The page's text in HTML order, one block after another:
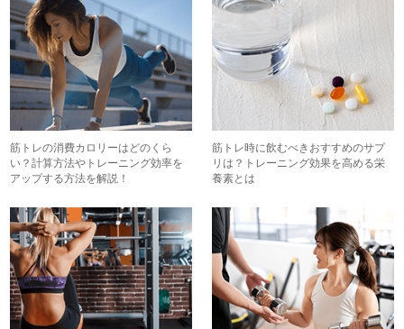
筋トレの消費カロリーはどのくら
い？計算方法やトレーニング効率を
アップする方法を解説！
筋トレ時に飲むべきおすすめのサプ
リは？トレーニング効果を高める栄
養素とは